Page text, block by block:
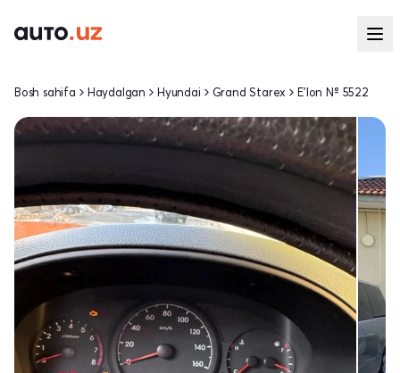
Bosh sahifa Haydalgan Hyundai Grand Starex E'lon № 5522